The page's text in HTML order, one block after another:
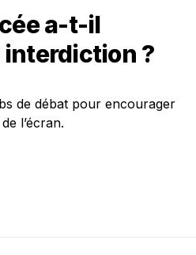
a-t-il
interdiction ?
de débat pour encourager
l’écran.